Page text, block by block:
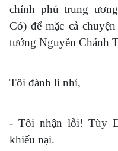
chính phủ trung
Có) để mặc cả
tướng Nguyễn Chánh
Tôi đành lí nhí,
- Tôi nhận lỗi! Tùy
khiếu nại.